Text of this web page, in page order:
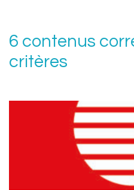
6 contenus
critères